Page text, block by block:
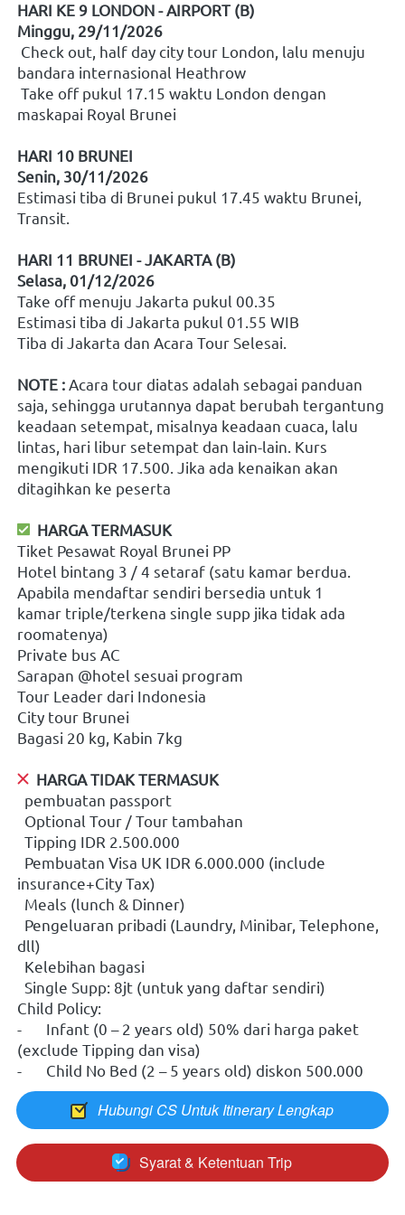
HARI KE 9 LONDON - AIRPORT (B)
Minggu, 29/11/2026
bandara internasional Heathrow
maskapai Royal Brunei
HARI 10 BRUNEI
Senin, 30/11/2026
Estimasi tiba di Brunei pukul 17.45 waktu Brunei,
Transit.
HARI 11 BRUNEI - JAKARTA (B)
Selasa, 01/12/2026
Take off menuju Jakarta pukul 00.35
Estimasi tiba di Jakarta pukul 01.55 WIB
Tiba di Jakarta dan Acara Tour Selesai.
NOTE : Acara tour diatas adalah sebagai panduan
saja, sehingga urutannya dapat berubah tergantung
keadaan setempat, misalnya keadaan cuaca, lalu
lintas, hari libur setempat dan lain-lain. Kurs
mengikuti IDR 17.500. Jika ada kenaikan akan
ditagihkan ke peserta
  HARGA TERMASUK
Tiket Pesawat Royal Brunei PP
Hotel bintang 3 / 4 setaraf (satu kamar berdua.
Apabila mendaftar sendiri bersedia untuk 1
kamar triple/terkena single supp jika tidak ada
roomatenya)
Private bus AC
Sarapan @hotel sesuai program
Tour Leader dari Indonesia
City tour Brunei
Bagasi 20 kg, Kabin 7kg
  HARGA TIDAK TERMASUK
  pembuatan passport
  Optional Tour / Tour tambahan
  Tipping IDR 2.500.000
insurance+City Tax)
  Meals (lunch & Dinner)
dll)
  Kelebihan bagasi
  Single Supp: 8jt (untuk yang daftar sendiri)
Child Policy:
-	Infant (0 – 2 years old) 50% dari harga paket
(exclude Tipping dan visa)
-	Child No Bed (2 – 5 years old) diskon 500.000
` Hubungi CS Untuk Itinerary Lengkap
` Syarat & Ketentuan Trip